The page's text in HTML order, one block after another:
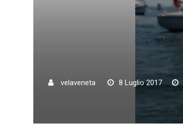
velaveneta 8 Luglio 2017